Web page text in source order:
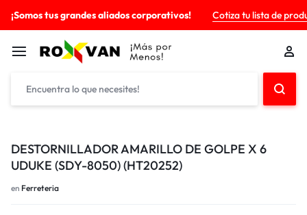
¡Somos tus grandes aliados corporativos! Cotiza tu lista de
DESTORNILLADOR AMARILLO DE GOLPE X 6
UDUKE (SDY-8050) (HT20252)
en Ferreteria